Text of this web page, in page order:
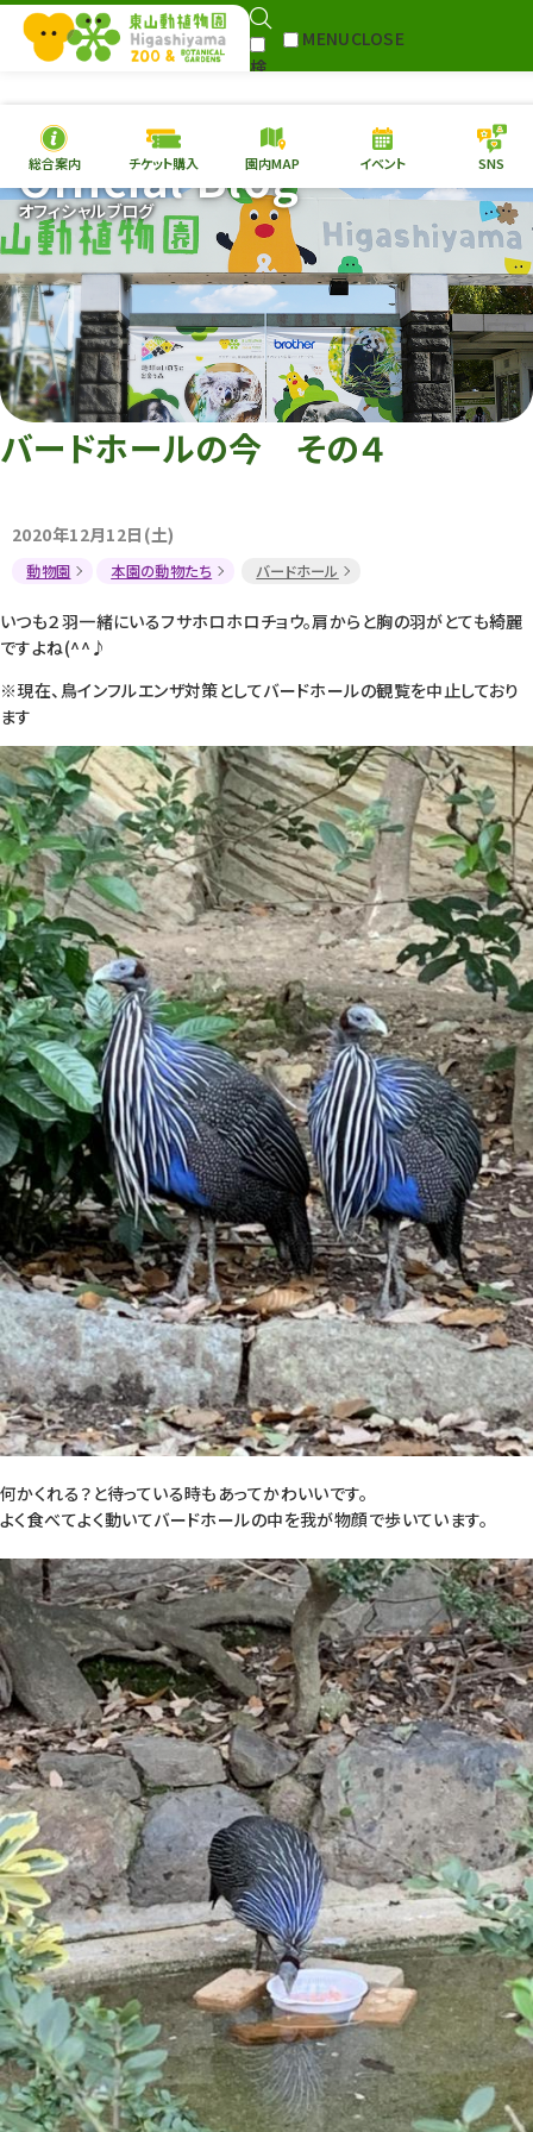
検
MENUCLOSE
本日の開園情報 チケ
園内MAP イベント
総合案内
動物園 植物園
再生プラン
東山動植物園
への支援
環境教育
総合案内 チケット購入 園内MAP イベント SNS
オフィシャルブログ
Official Blog
バードホールの今 その４
2020年12月12日(土)
動物園 本園の動物たち バードホール
いつも２羽一緒にいるフサホロホロチョウ。肩からと胸の羽がとても綺麗
ですよね(^^♪
※現在、鳥インフルエンザ対策としてバードホールの観覧を中止しており
ます
何かくれる？と待っている時もあってかわいいです。
よく食べてよく動いてバードホールの中を我が物顔で歩いています。